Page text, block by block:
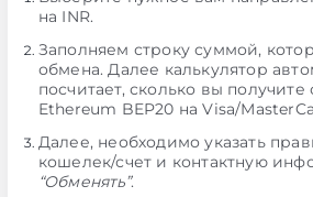
на INR.
Заполняем строку суммой,
обмена. Далее калькулятор
посчитает, сколько вы
Ethereum BEP20 на Visa/
Далее, необходимо указать
кошелек/счет и контактную
“Обменять”.